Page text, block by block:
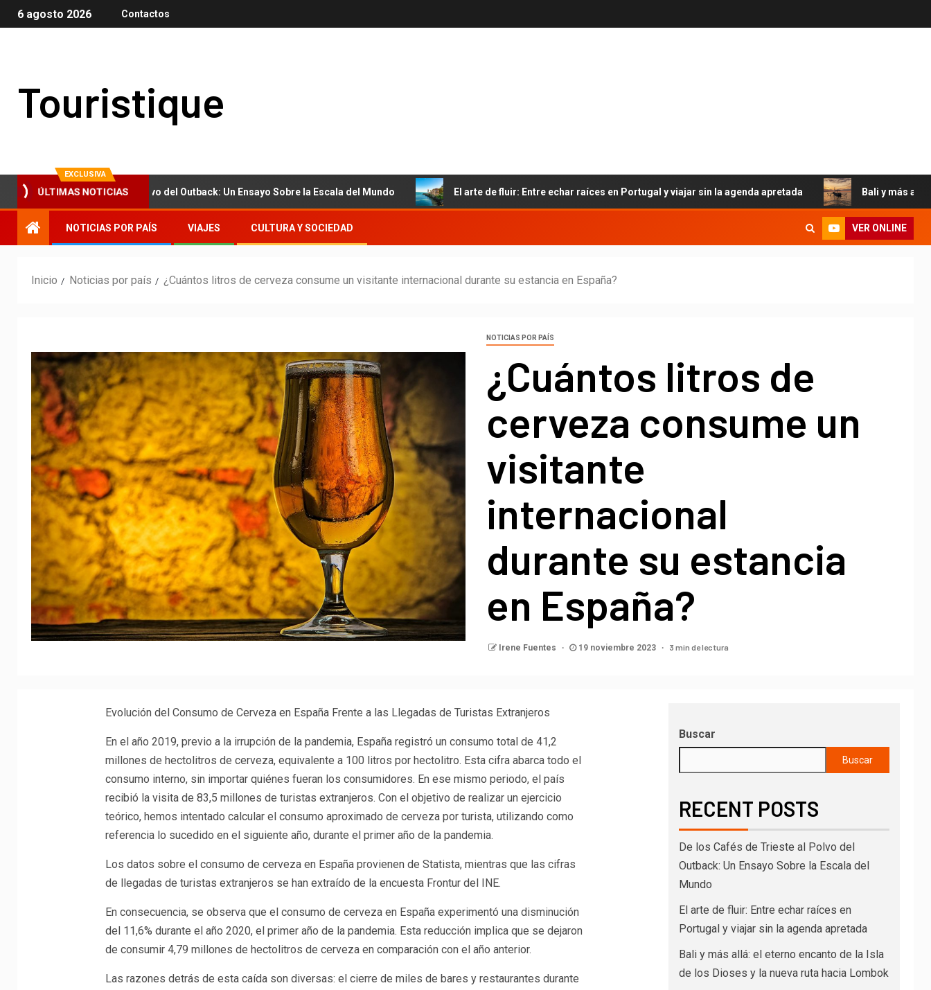
6 agosto 2026 Contactos
Touristique
EXCLUSIVA
ÚLTIMAS NOTICIAS
de Trieste al Polvo del Outback: Un Ensayo Sobre la Escala del Mundo El arte de fluir: Entre echar raíces en Portugal y viajar sin la agenda apretada Bali y más allá: el eterno
NOTICIAS POR PAÍS VIAJES CULTURA Y SOCIEDAD VER ONLINE
Inicio Noticias por país ¿Cuántos litros de cerveza consume un visitante internacional durante su estancia en España?
NOTICIAS POR PAÍS
¿Cuántos litros de
cerveza consume un
visitante
internacional
durante su estancia
en España?
Irene Fuentes 19 noviembre 2023 3 min de lectura
Evolución del Consumo de Cerveza en España Frente a las Llegadas de Turistas Extranjeros
En el año 2019, previo a la irrupción de la pandemia, España registró un consumo total de 41,2
millones de hectolitros de cerveza, equivalente a 100 litros por hectolitro. Esta cifra abarca todo el
consumo interno, sin importar quiénes fueran los consumidores. En ese mismo periodo, el país
recibió la visita de 83,5 millones de turistas extranjeros. Con el objetivo de realizar un ejercicio
teórico, hemos intentado calcular el consumo aproximado de cerveza por turista, utilizando como
referencia lo sucedido en el siguiente año, durante el primer año de la pandemia.
Los datos sobre el consumo de cerveza en España provienen de Statista, mientras que las cifras
de llegadas de turistas extranjeros se han extraído de la encuesta Frontur del INE.
En consecuencia, se observa que el consumo de cerveza en España experimentó una disminución
del 11,6% durante el año 2020, el primer año de la pandemia. Esta reducción implica que se dejaron
de consumir 4,79 millones de hectolitros de cerveza en comparación con el año anterior.
Las razones detrás de esta caída son diversas: el cierre de miles de bares y restaurantes durante
Buscar
Buscar
RECENT POSTS
De los Cafés de Trieste al Polvo del
Outback: Un Ensayo Sobre la Escala del
Mundo
El arte de fluir: Entre echar raíces en
Portugal y viajar sin la agenda apretada
Bali y más allá: el eterno encanto de la Isla
de los Dioses y la nueva ruta hacia Lombok